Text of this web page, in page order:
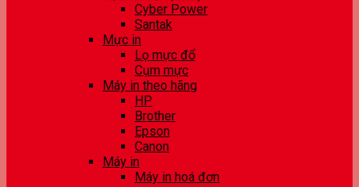
Cyber Power
Santak
Mực in
Lọ mực đổ
Cụm mực
Máy in theo hãng
HP
Brother
Epson
Canon
Máy in
Máy in hoá đơn